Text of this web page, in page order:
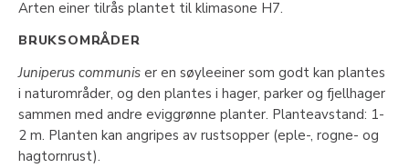
Arten einer tilrås plantet til klimasone H7.
BRUKSOMRÅDER
Juniperus communis er en søyleeiner som godt kan plantes
i naturområder, og den plantes i hager, parker og fjellhager
sammen med andre eviggrønne planter. Planteavstand: 1-
2 m. Planten kan angripes av rustsopper (eple-, rogne- og
hagtornrust).